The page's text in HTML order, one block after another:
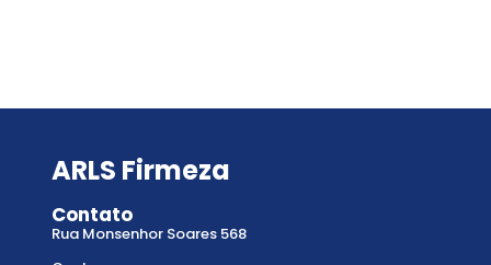
ARLS Firmeza
Contato
Rua Monsenhor Soares 568